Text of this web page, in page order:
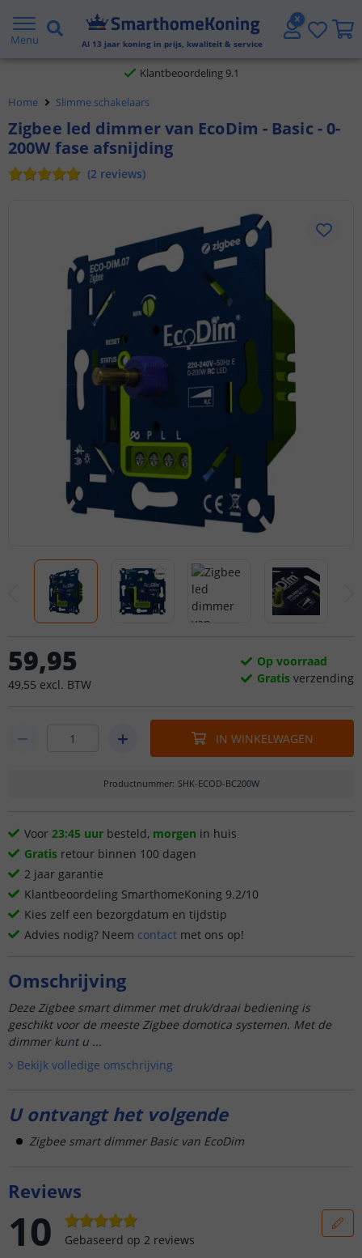
Menu Al 13 jaar koning in prijs, kwaliteit & service
Gratis verzending vanaf € 20,- NL en BE
Klantbeoordeling 9.1
Voor 23:45 uur besteld,
Home Slimme schakelaars
Zigbee led dimmer van EcoDim - Basic - 0-
200W fase afsnijding
(2 reviews)
59,95
49,55 excl. BTW
Op voorraad
Gratis verzending
IN WINKELWAGEN
Productnummer: SHK-ECOD-BC200W
Voor 23:45 uur besteld, morgen in huis
Gratis retour binnen 100 dagen
2 jaar garantie
Klantbeoordeling SmarthomeKoning 9.2/10
Kies zelf een bezorgdatum en tijdstip
Advies nodig? Neem contact met ons op!
Omschrijving
Deze Zigbee smart dimmer met druk/draai bediening is
geschikt voor de meeste Zigbee domotica systemen. Met de
dimmer kunt u ...
Bekijk volledige omschrijving
U ontvangt het volgende
Zigbee smart dimmer Basic van EcoDim
Reviews
10 Gebaseerd op 2 reviews